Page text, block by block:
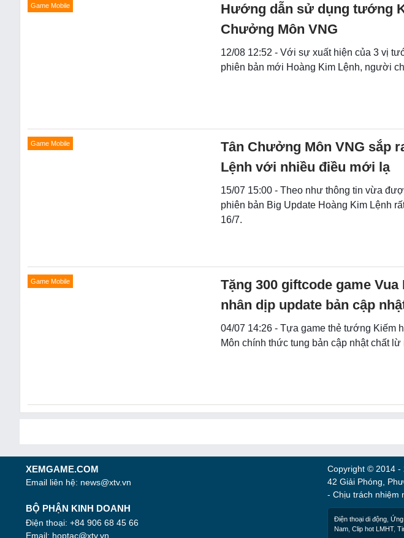
Game Mobile
Hướng dẫn sử dụng tướng
Chưởng Môn VNG
12/08 12:52 - Với sự xuất hiện của 3 vị
phiên bản mới Hoàng Kim Lệnh, người
Game Mobile
Tân Chưởng Môn VNG sắp
Lệnh với nhiều điều mới lạ
15/07 15:00 - Theo như thông tin vừa
phiên bản Big Update Hoàng Kim Lệnh
16/7.
Game Mobile
Tặng 300 giftcode game
nhân dịp update bản cập
04/07 14:26 - Tựa game thẻ tướng Kiếm
Môn chính thức tung bản cập nhật chất
XEMGAME.COM
Email liên hệ: news@xtv.vn
BỘ PHẬN KINH DOANH
Điện thoại: +84 906 68 45 66
Email: hoptac@xtv.vn
Copyright © 2014 -
42 Giải Phóng,
- Chịu trách nhiệm
Điện thoại di động Ứng
Nam Clip hot LMHT,